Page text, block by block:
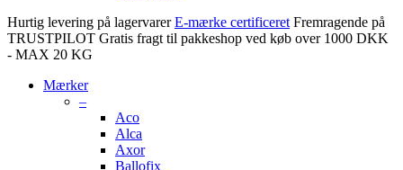
Hurtig levering på lagervarer E-mærke certificeret Fremragende på
TRUSTPILOT Gratis fragt til pakkeshop ved køb over 1000 DKK
- MAX 20 KG
Mærker
–
Aco
Alca
Axor
Ballofix